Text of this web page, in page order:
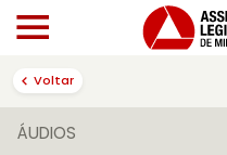
Voltar
ÁUDIOS